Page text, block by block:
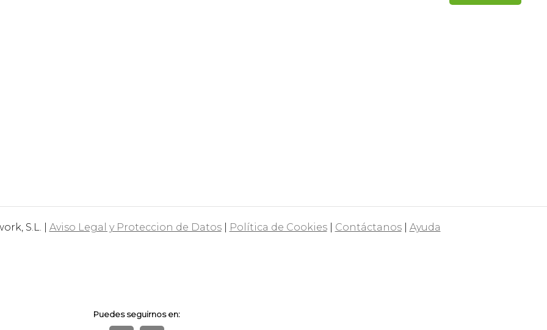
S.L. | Aviso Legal y Proteccion de Datos| Política de Cookies| Contáctanos| Ayuda
Puedes seguirnos en: